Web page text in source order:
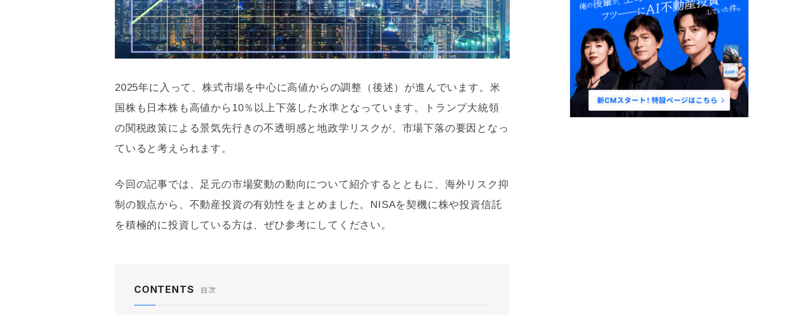
2025年に入って、株式市場を中心に高値からの調整（後述）が進んでいます。米
国株も日本株も高値から10％以上下落した水準となっています。トランプ大統領
の関税政策による景気先行きの不透明感と地政学リスクが、市場下落の要因となっ
ていると考えられます。
今回の記事では、足元の市場変動の動向について紹介するとともに、海外リスク抑
制の観点から、不動産投資の有効性をまとめました。 NISAを契機に株や投資信託
を積極的に投資している方は、ぜひ参考にしてください。
CONTENTS 目次